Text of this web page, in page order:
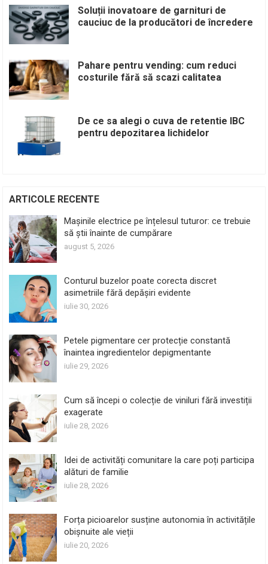
Soluții inovatoare de garnituri de
cauciuc de la producători de încredere
Pahare pentru vending: cum reduci
costurile fără să scazi calitatea
De ce sa alegi o cuva de retentie IBC
pentru depozitarea lichidelor
ARTICOLE RECENTE
Mașinile electrice pe înțelesul tuturor: ce trebuie
să știi înainte de cumpărare
august 5, 2026
Conturul buzelor poate corecta discret
asimetriile fără depășiri evidente
iulie 30, 2026
Petele pigmentare cer protecție constantă
înaintea ingredientelor depigmentante
iulie 29, 2026
Cum să începi o colecție de viniluri fără investiții
exagerate
iulie 28, 2026
Idei de activități comunitare la care poți participa
alături de familie
iulie 28, 2026
Forța picioarelor susține autonomia în activitățile
obișnuite ale vieții
iulie 20, 2026